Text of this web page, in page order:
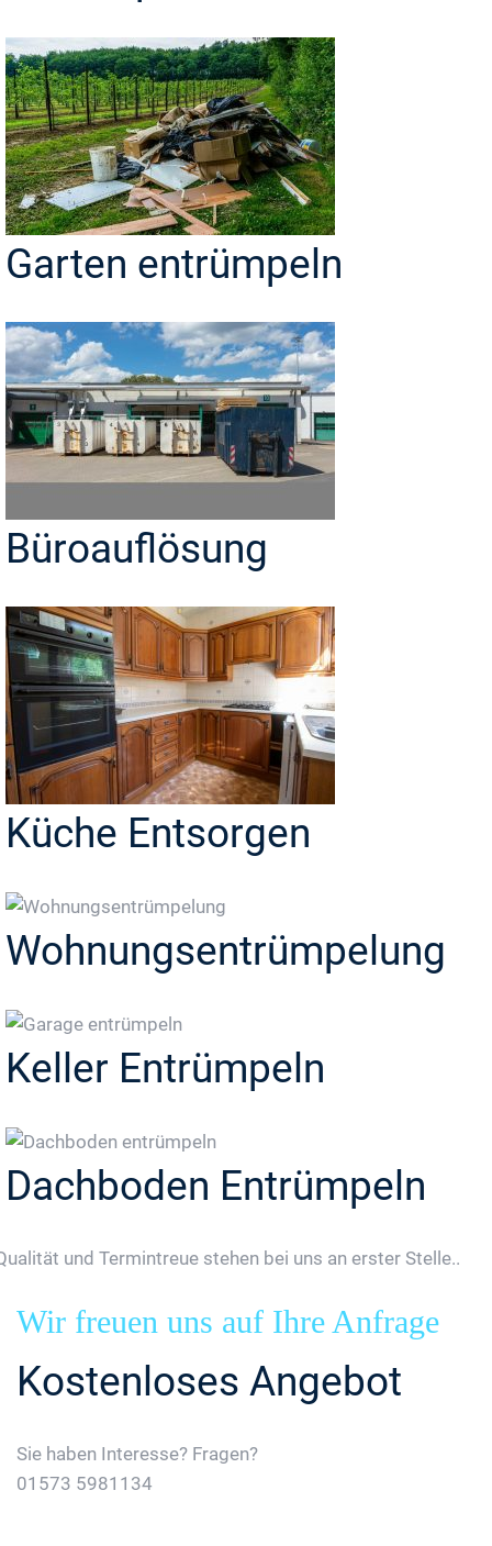
Garten entrümpeln
Büroauflösung
Küche Entsorgen
Wohnungsentrümpelung
Keller Entrümpeln
Dachboden Entrümpeln
und Termintreue stehen bei uns an erster Stelle..
Wir freuen uns auf Ihre Anfrage
Kostenloses Angebot
Sie haben Interesse? Fragen?
01573 5981134